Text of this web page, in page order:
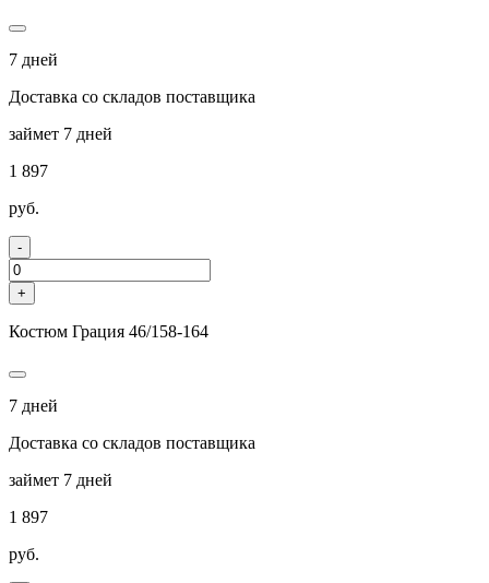
7 дней
Доставка со складов поставщика
займет 7 дней
1 897
руб.
-
+
Костюм Грация 46/158-164
7 дней
Доставка со складов поставщика
займет 7 дней
1 897
руб.